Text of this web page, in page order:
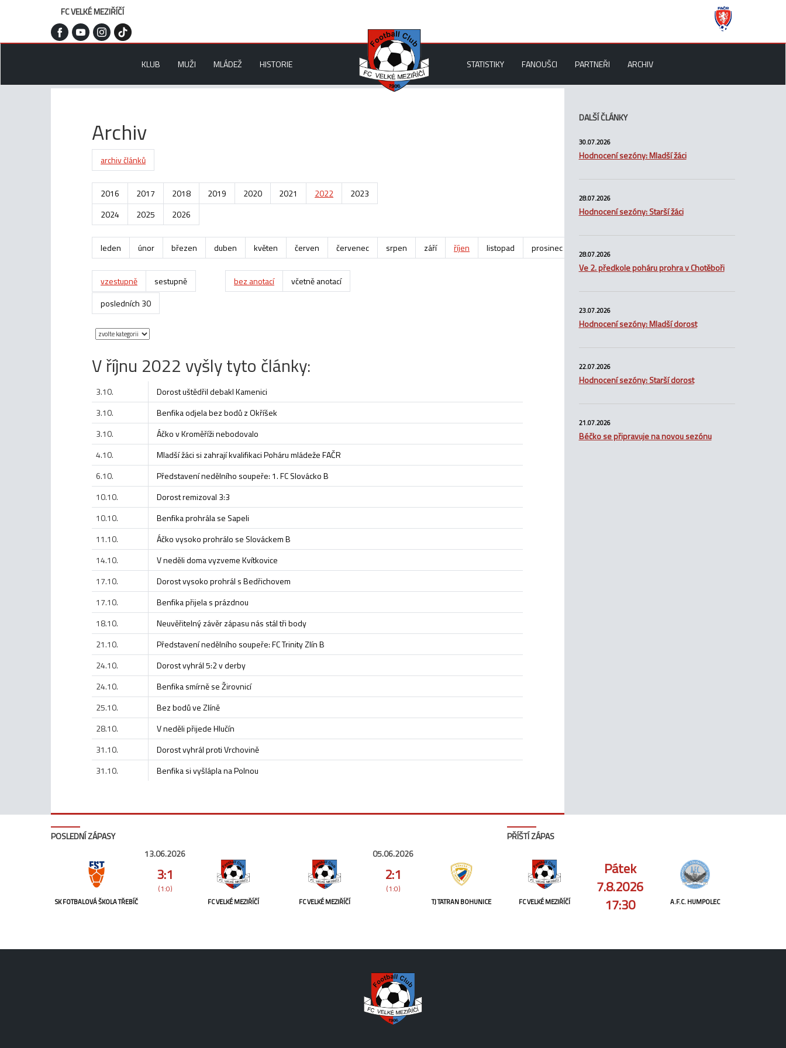
FC VELKÉ MEZIŘÍČÍ
KLUB MUŽI MLÁDEŽ HISTORIE STATISTIKY FANOUŠCI PARTNEŘI ARCHIV
Archiv
archiv článků
2016 2017 2018 2019 2020 2021 2022
2023
2024
2025 2026
leden únor březen duben květen červen červenec srpen září říjen listopad prosinec
vzestupně sestupně bez anotací
včetně anotací
posledních 30
V říjnu 2022 vyšly tyto články:
3.10.
Dorost uštědřil debakl Kamenici
3.10.
Benfika odjela bez bodů z Okříšek
3.10.
Áčko v Kroměříži nebodovalo
4.10.
Mladší žáci si zahrají kvalifikaci Poháru mládeže FAČR
6.10.
Představení nedělního soupeře: 1. FC Slovácko B
10.10.
Dorost remizoval 3:3
10.10.
Benfika prohrála se Sapeli
11.10.
Áčko vysoko prohrálo se Slováckem B
14.10.
V neděli doma vyzveme Kvítkovice
17.10.
Dorost vysoko prohrál s Bedřichovem
17.10.
Benfika přijela s prázdnou
18.10.
Neuvěřitelný závěr zápasu nás stál tři body
21.10.
Představení nedělního soupeře: FC Trinity Zlín B
24.10.
Dorost vyhrál 5:2 v derby
24.10.
Benfika smírně se Žirovnicí
25.10.
Bez bodů ve Zlíně
28.10.
V neděli přijede Hlučín
31.10.
Dorost vyhrál proti Vrchovině
31.10.
Benfika si vyšlápla na Polnou
DALŠÍ ČLÁNKY
30.07.2026
Hodnocení sezóny: Mladší žáci
28.07.2026
Hodnocení sezóny: Starší žáci
28.07.2026
Ve 2. předkole poháru prohra v Chotěboři
23.07.2026
Hodnocení sezóny: Mladší dorost
22.07.2026
Hodnocení sezóny: Starší dorost
21.07.2026
Béčko se připravuje na novou sezónu
POSLEDNÍ ZÁPASY
SK FOTBALOVÁ ŠKOLA TŘEBÍČ
13.06.2026
3:1
(1:0)
FC VELKÉ MEZIŘÍČÍ FC VELKÉ MEZIŘÍČÍ
05.06.2026
2:1
(1:0)
TJ TATRAN BOHUNICE
PŘÍŠTÍ ZÁPAS
FC VELKÉ MEZIŘÍČÍ
Pátek
7.8.2026
17:30
A.F.C. HUMPOLEC